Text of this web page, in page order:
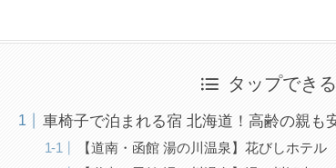
タップでき
車椅子で泊まれる宿 北海道！高齢の親も
【道南・函館 湯の川温泉】花びしホテル